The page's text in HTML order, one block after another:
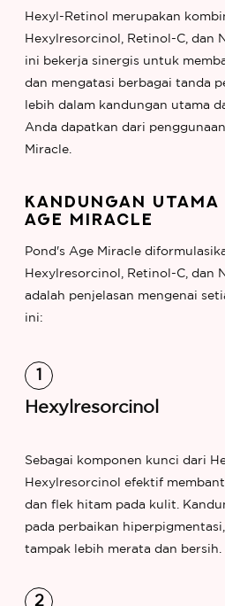
Hexyl-Retinol merupakan
Hexylresorcinol, Retinol-C, dan
ini bekerja sinergis untuk
dan mengatasi berbagai tanda
lebih dalam kandungan utama
Anda dapatkan dari
Miracle.
KANDUNGAN
AGE MIRACLE
Pond's Age Miracle
Hexylresorcinol, Retinol-C, dan
adalah penjelasan mengenai
ini:
Hexylresorcinol
Sebagai komponen kunci dari
Hexylresorcinol efektif
dan flek hitam pada kulit.
pada perbaikan
tampak lebih merata dan bersih.